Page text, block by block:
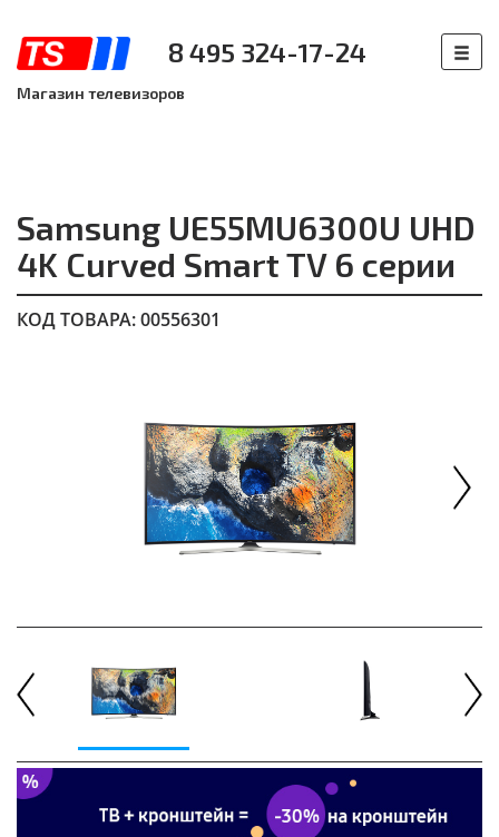
8 495 324-17-24
Магазин телевизоров
Samsung UE55MU6300U UHD
4K Curved Smart TV 6 серии
КОД ТОВАРА: 00556301